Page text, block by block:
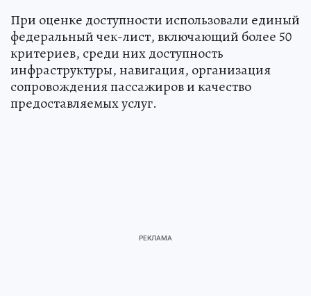
При оценке доступности использовали единый
федеральный чек-лист, включающий более 50
критериев, среди них доступность
инфраструктуры, навигация, организация
сопровождения пассажиров и качество
предоставляемых услуг.